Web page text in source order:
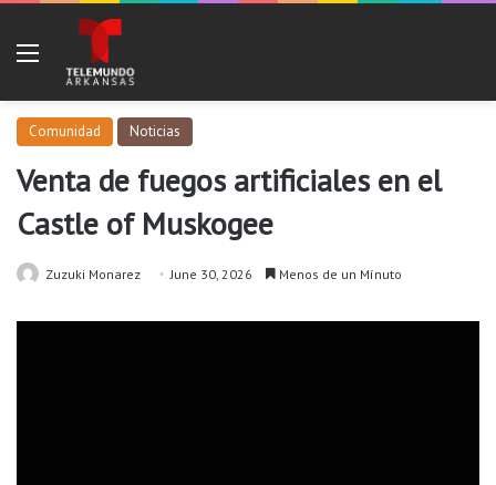
Comunidad Noticias
Venta de fuegos artificiales en el
Castle of Muskogee
Zuzuki Monarez June 30, 2026 Menos de un Mínuto